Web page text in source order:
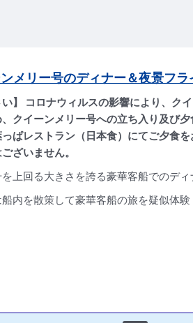
メリー号のディナー＆夜景フラ
い】 コロナウィルスの影響により、ク
、クイーンメリー号への立ち入り及び
ぱレストラン（日本食）にてご夕食
ざいません。
上回る大きさを誇る豪華客船でのデ
内を散策して豪華客船の旅を疑似体験